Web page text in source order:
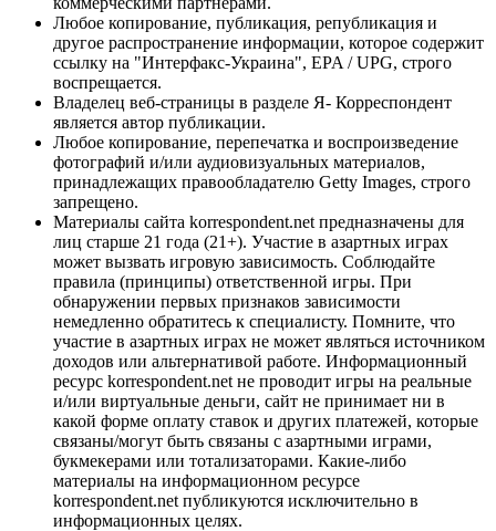
Любое копирование, публикация, републикация и
другое распространение информации, которое содержит
ссылку на "Интерфакс-Украина", EPA / UPG, строго
воспрещается.
Владелец веб-страницы в разделе Я- Корреспондент
является автор публикации.
Любое копирование, перепечатка и воспроизведение
фотографий и/или аудиовизуальных материалов,
принадлежащих правообладателю Getty Images, строго
запрещено.
Материалы сайта korrespondent.net предназначены для
лиц старше 21 года (21+). Участие в азартных играх
может вызвать игровую зависимость. Соблюдайте
правила (принципы) ответственной игры. При
обнаружении первых признаков зависимости
немедленно обратитесь к специалисту. Помните, что
участие в азартных играх не может являться источником
доходов или альтернативой работе. Информационный
ресурс korrespondent.net не проводит игры на реальные
и/или виртуальные деньги, сайт не принимает ни в
какой форме оплату ставок и других платежей, которые
связаны/могут быть связаны с азартными играми,
букмекерами или тотализаторами. Какие-либо
материалы на информационном ресурсе
korrespondent.net публикуются исключительно в
информационных целях.